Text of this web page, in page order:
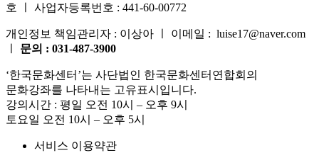
호 ㅣ 사업자등록번호 : 441-60-00772
개인정보 책임관리자 : 이상아 ㅣ 이메일 : luise17@naver.com
문의 : 031-487-3900
‘한국문화센터’는 사단법인 한국문화센터연합회의
문화강좌를 나타내는 고유표시입니다.
강의시간 : 평일 오전 10시 – 오후 9시
토요일 오전 10시 – 오후 5시
서비스 이용약관